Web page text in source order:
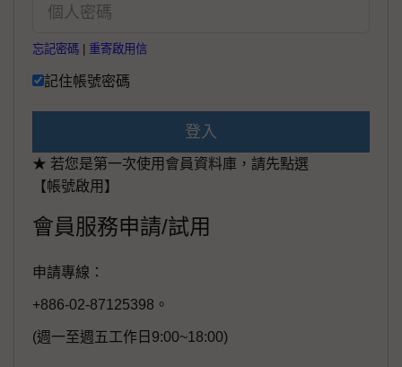
忘記密碼 重寄啟用信
記住帳號密碼
登入
★ 若您是第一次使用會員資料庫，請先點選
【帳號啟用】
會員服務申請/試用
申請專線：
+886-02-87125398。
(週一至週五工作日9:00~18:00)